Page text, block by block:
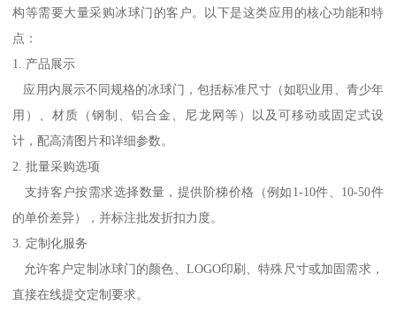
构等需要大量采购冰球门的客户。以下是这类应用的核心功能和特
点：
1. 产品展示
应用内展示不同规格的冰球门，包括标准尺寸（如职业用、青少年
用）、材质（钢制、铝合金、尼龙网等）以及可移动或固定式设
计，配高清图片和详细参数。
2. 批量采购选项
支持客户按需求选择数量，提供阶梯价格（例如1-10件、10-50件
的单价差异），并标注批发折扣力度。
3. 定制化服务
允许客户定制冰球门的颜色、LOGO印刷、特殊尺寸或加固需求，
直接在线提交定制要求。